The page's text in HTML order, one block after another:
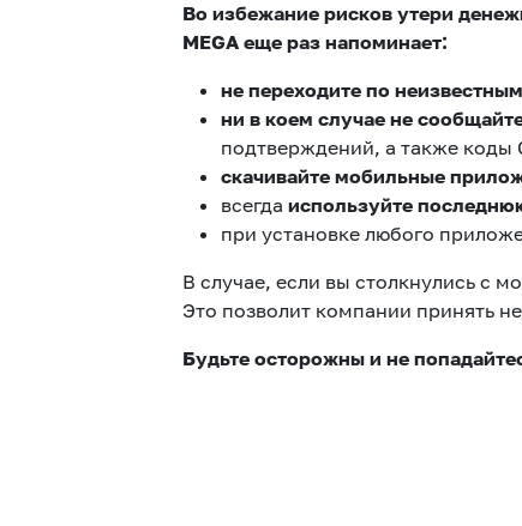
Во избежание рисков утери
MEGA еще раз напоминает:
не переходите по
ни в коем случае не
подтверждений, а также коды
скачивайте мобильные
всегда используйте
при установке любого
В случае, если вы столкнулись с
Это позволит компании принять
Будьте осторожны и не